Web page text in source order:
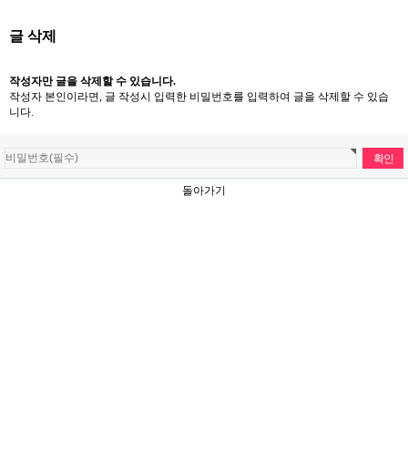
글 삭제
작성자만 글을 삭제할 수 있습니다.
작성자 본인이라면, 글 작성시 입력한 비밀번호를 입력하여 글을 삭제할 수 있습
니다.
돌아가기